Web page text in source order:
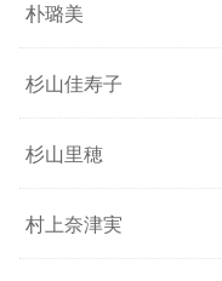
朴璐美
杉山佳寿子
杉山里穂
村上奈津実